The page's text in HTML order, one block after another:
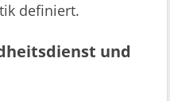
definiert.
und